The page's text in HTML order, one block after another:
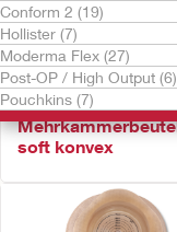
Conform 2 (19)
Hollister (7)
Moderma Flex (27)
Post-OP / High Output (6)
Pouchkins (7)
Kostenlos testen
CeraPlus™
soft konvex